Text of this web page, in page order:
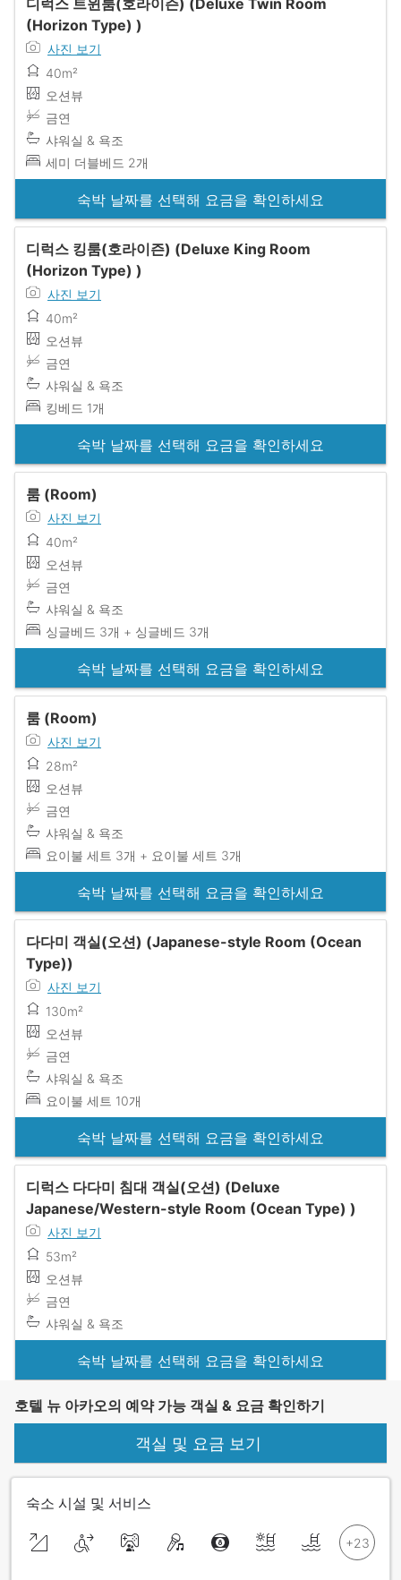
디럭스 트윈룸(호라이즌) (Deluxe Twin Room
(Horizon Type) )
사진 보기
40m²
오션뷰
금연
샤워실 & 욕조
세미 더블베드 2개
숙박 날짜를 선택해 요금을 확인하세요
디럭스 킹룸(호라이즌) (Deluxe King Room
(Horizon Type) )
사진 보기
40m²
오션뷰
금연
샤워실 & 욕조
킹베드 1개
숙박 날짜를 선택해 요금을 확인하세요
룸 (Room)
사진 보기
40m²
오션뷰
금연
샤워실 & 욕조
싱글베드 3개 + 싱글베드 3개
숙박 날짜를 선택해 요금을 확인하세요
룸 (Room)
사진 보기
28m²
오션뷰
금연
샤워실 & 욕조
요이불 세트 3개 + 요이불 세트 3개
숙박 날짜를 선택해 요금을 확인하세요
다다미 객실(오션) (Japanese-style Room (Ocean
Type))
사진 보기
130m²
오션뷰
금연
샤워실 & 욕조
요이불 세트 10개
숙박 날짜를 선택해 요금을 확인하세요
디럭스 다다미 침대 객실(오션) (Deluxe
Japanese/Western-style Room (Ocean Type) )
사진 보기
53m²
오션뷰
금연
샤워실 & 욕조
숙박 날짜를 선택해 요금을 확인하세요
호텔 뉴 아카오의 예약 가능 객실 & 요금 확인하기
객실 및 요금 보기
숙소 시설 및 서비스